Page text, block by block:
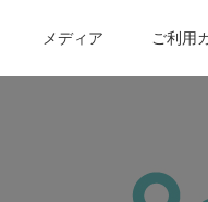
メディア ご利用